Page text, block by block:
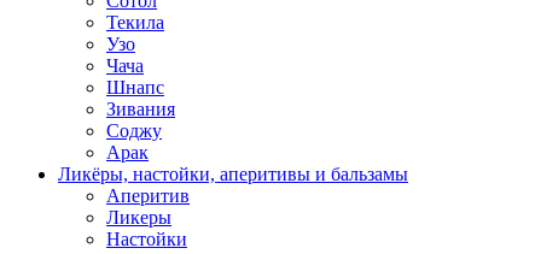
Текила
Узо
Чача
Шнапс
Зивания
Соджу
Арак
Ликёры, настойки, аперитивы и бальзамы
Аперитив
Ликеры
Настойки